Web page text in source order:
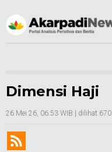
Dimensi Haji
26 Mei 26, 06:53 WIB | dilihat 670